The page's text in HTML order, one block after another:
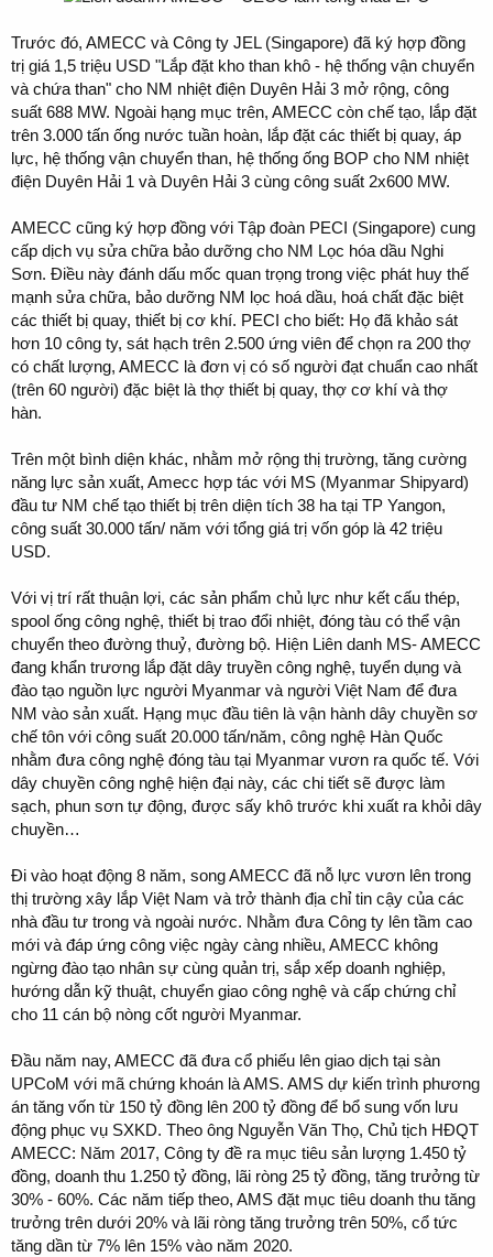
Trước đó, AMECC và Công ty JEL (Singapore) đã ký hợp đồng
trị giá 1,5 triệu USD "Lắp đặt kho than khô - hệ thống vận chuyển
và chứa than" cho NM nhiệt điện Duyên Hải 3 mở rộng, công
suất 688 MW. Ngoài hạng mục trên, AMECC còn chế tạo, lắp đặt
trên 3.000 tấn ống nước tuần hoàn, lắp đặt các thiết bị quay, áp
lực, hệ thống vận chuyển than, hệ thống ống BOP cho NM nhiệt
điện Duyên Hải 1 và Duyên Hải 3 cùng công suất 2x600 MW.
AMECC cũng ký hợp đồng với Tập đoàn PECI (Singapore) cung
cấp dịch vụ sửa chữa bảo dưỡng cho NM Lọc hóa dầu Nghi
Sơn. Điều này đánh dấu mốc quan trọng trong việc phát huy thế
mạnh sửa chữa, bảo dưỡng NM lọc hoá dầu, hoá chất đặc biệt
các thiết bị quay, thiết bị cơ khí. PECI cho biết: Họ đã khảo sát
hơn 10 công ty, sát hạch trên 2.500 ứng viên để chọn ra 200 thợ
có chất lượng, AMECC là đơn vị có số người đạt chuẩn cao nhất
(trên 60 người) đặc biệt là thợ thiết bị quay, thợ cơ khí và thợ
hàn.
Trên một bình diện khác, nhằm mở rộng thị trường, tăng cường
năng lực sản xuất, Amecc hợp tác với MS (Myanmar Shipyard)
đầu tư NM chế tạo thiết bị trên diện tích 38 ha tại TP Yangon,
công suất 30.000 tấn/ năm với tổng giá trị vốn góp là 42 triệu
USD.
Với vị trí rất thuận lợi, các sản phẩm chủ lực như kết cấu thép,
spool ống công nghệ, thiết bị trao đổi nhiệt, đóng tàu có thể vận
chuyển theo đường thuỷ, đường bộ. Hiện Liên danh MS- AMECC
đang khẩn trương lắp đặt dây truyền công nghệ, tuyển dụng và
đào tạo nguồn lực người Myanmar và người Việt Nam để đưa
NM vào sản xuất. Hạng mục đầu tiên là vận hành dây chuyền sơ
chế tôn với công suất 20.000 tấn/năm, công nghệ Hàn Quốc
nhằm đưa công nghệ đóng tàu tại Myanmar vươn ra quốc tế. Với
dây chuyền công nghệ hiện đại này, các chi tiết sẽ được làm
sạch, phun sơn tự động, được sấy khô trước khi xuất ra khỏi dây
chuyền…
Đi vào hoạt động 8 năm, song AMECC đã nỗ lực vươn lên trong
thị trường xây lắp Việt Nam và trở thành địa chỉ tin cậy của các
nhà đầu tư trong và ngoài nước. Nhằm đưa Công ty lên tầm cao
mới và đáp ứng công việc ngày càng nhiều, AMECC không
ngừng đào tạo nhân sự cùng quản trị, sắp xếp doanh nghiệp,
hướng dẫn kỹ thuật, chuyển giao công nghệ và cấp chứng chỉ
cho 11 cán bộ nòng cốt người Myanmar.
Đầu năm nay, AMECC đã đưa cổ phiếu lên giao dịch tại sàn
UPCoM với mã chứng khoán là AMS. AMS dự kiến trình phương
án tăng vốn từ 150 tỷ đồng lên 200 tỷ đồng để bổ sung vốn lưu
động phục vụ SXKD. Theo ông Nguyễn Văn Thọ, Chủ tịch HĐQT
AMECC: Năm 2017, Công ty đề ra mục tiêu sản lượng 1.450 tỷ
đồng, doanh thu 1.250 tỷ đồng, lãi ròng 25 tỷ đồng, tăng trưởng từ
30% - 60%. Các năm tiếp theo, AMS đặt mục tiêu doanh thu tăng
trưởng trên dưới 20% và lãi ròng tăng trưởng trên 50%, cổ tức
tăng dần từ 7% lên 15% vào năm 2020.